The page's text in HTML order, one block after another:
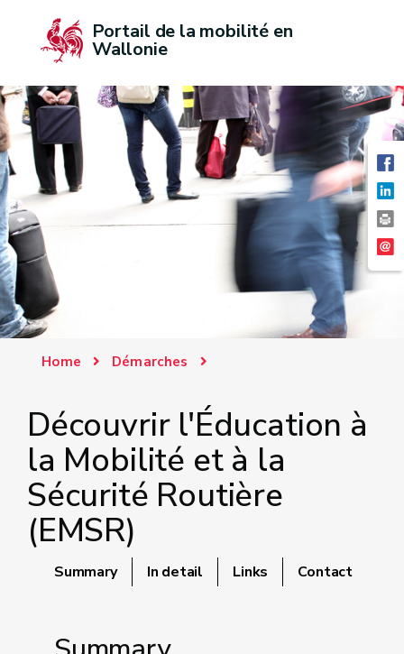
Portail de la mobilité en
Wallonie
Home Démarches
Découvrir l'Éducation à
la Mobilité et à la
Sécurité Routière
(EMSR)
Summary In detail Links Contact